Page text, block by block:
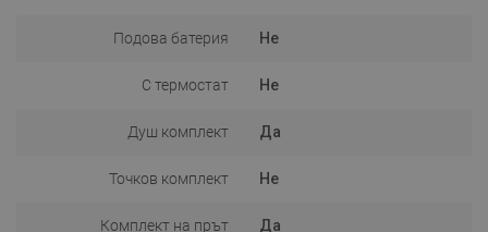
Подова батерия Не
С термостат Не
Душ комплект Да
Точков комплект Не
Комплект на прът Да